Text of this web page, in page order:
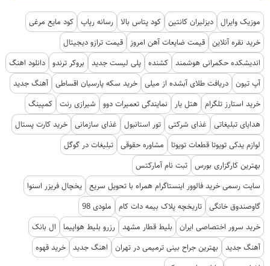
موزیک وایرال دیزلیران کانتین کود پتاس بالا رسانه رپاپ کود مایع مرغی
خرید نقره آنلاین قیمت ضایعات آهن امروز
قیمت ترازو دیجیتال
اندیشکده حکمرانی هوشمند کشنده پلی لیست جدید بروکر ترندو دانلود اهنگ
آپ تیون دریافت طلای آبشده از میلی خرید سکه پارسیان اقساطی آهنگ جدید
خرید استارز تلگرام هتل یار نمایندگی تعمیرات دوو شیرازی رنت کمپینگ
هدایای تبلیغاتی
غذای شرکتی تور استانبول غذای سازمانی خرید کارت پستال
لوازم یدکی تویوتا قطعات تویوتا
مشاوره حقوقی تبلیغات در گوگل
بهترین کارگزاری بورس ثبت نام آمارکتس
سایت رسمی خرید فالوور اینستاگرام همراه با تحویل سریع یخچال فریزر اسنوا
گاوصندوق خانگی تاریخچه پلاک بیمه دات کام
ملودی 98
خرید سرور اختصاصی ایران
بلیط قطار مشهد رزرو بلیط هواپیما
ال بانک
آهنگ جدید
بهترین جراح بینی ترمیمی در تهران اهنگ جدید خرید قهوه